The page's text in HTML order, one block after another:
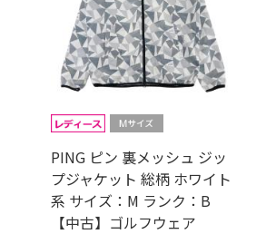
PING ピン 裏メッシュ ジッ
プジャケット 総柄 ホワイト
系 サイズ：M ランク：B
【中古】ゴルフウェア